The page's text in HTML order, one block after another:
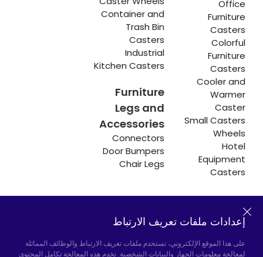
Office
Furniture
Casters
Colorful
Furniture
Casters
Cooler and
Warmer
Caster
Small Casters
Wheels
Hotel
Equipment
Casters
Container and
Trash Bin
Casters
Industrial
Kitchen Casters
Furniture
Legs and
Accessories
Connectors
Door Bumpers
Chair Legs
Hadımköy المصنع:
Atatürk Industrial Zone,
Arnavutköy/Istanbul
إعدادات ملفات تعريف الارتباط
على هذا الموقع الإلكتروني، نستخدم ملفات تعريف الارتباط والوظائف المماثلة
لمعالجة معلومات الجهاز والبيانات الشخصية. تخدم هذه المعالجة تكامل المحتوى